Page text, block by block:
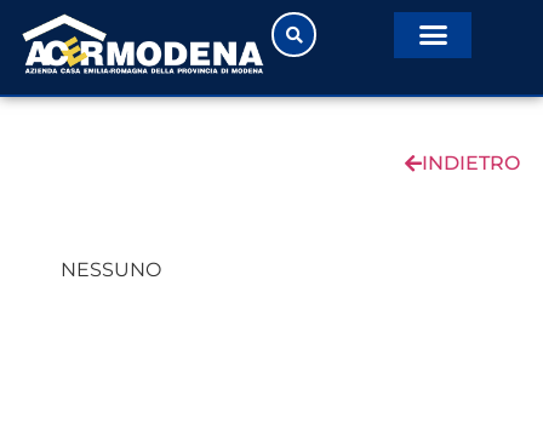
INDIETRO
NESSUNO